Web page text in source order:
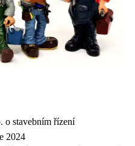
o stavebním řízení
2024